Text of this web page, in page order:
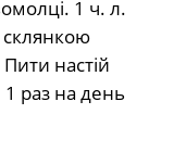
1 ч. л.
склянкою
настій
раз на день